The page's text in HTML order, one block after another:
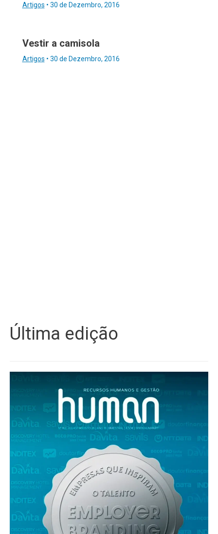
Artigos • 30 de Dezembro, 2016
Vestir a camisola
Artigos • 30 de Dezembro, 2016
Última edição